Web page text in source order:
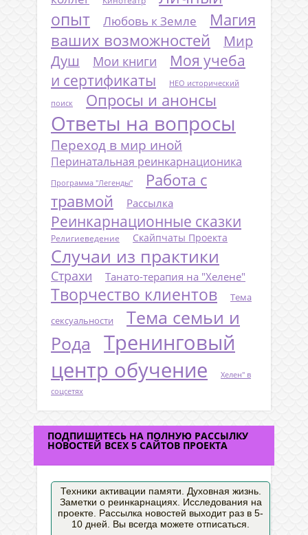
опыт
Любовь к Земле
Магия
ваших возможностей
Мир
Душ
Мои книги
Моя учеба
и сертификаты
НЕО исторический
поиск Опросы и анонсы
Ответы на вопросы
Переход в мир иной
Перинатальная реинкарнационика
Программа "Легенды"
Работа с
травмой
Рассылка
Реинкарнационные сказки
Религиеведение Скайпчаты Проекта
Случаи из практики
Страхи Танато-терапия на "Хелене"
Творчество клиентов
Тема
сексуальности
Тема семьи и
Рода
Тренинговый
центр обучение
Хелен" в
соцсетях
ПОДПИШИТЕСЬ НА ПОЛНУЮ РАССЫЛКУ
НОВОСТЕЙ ВСЕХ 5 САЙТОВ ПРОЕКТА
Техники активации памяти. Духовная жизнь.
Заметки о реинкарнациях. Исследования на
проекте. Рассылка новостей выходит раз в 5-
10 дней. Вы всегда можете отписаться.